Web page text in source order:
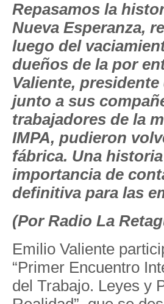
Repasamos la
Nueva Esperanza,
luego del
dueños de la por
Valiente,
junto a sus
trabajadores de la
IMPA, pudieron
fábrica. Una
importancia de
definitiva para las
(Por Radio La
Emilio Valiente
“Primer Encuentro
del Trabajo. Leyes y